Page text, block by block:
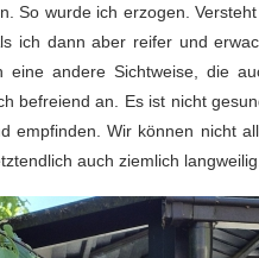
So wurde ich erzogen.
ich dann aber reifer und
andere Sichtweise, die
befreiend an. Es ist nicht
empfinden. Wir können nicht
auch ziemlich langweilig.